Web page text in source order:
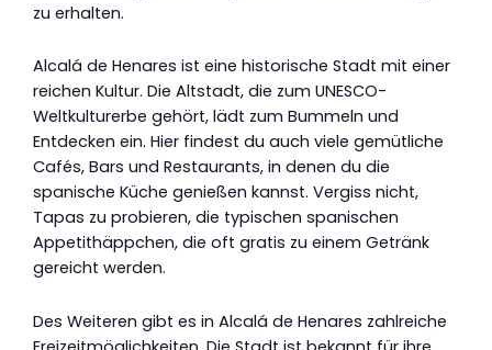
zu erhalten.
Alcalá de Henares ist eine historische Stadt mit einer
reichen Kultur. Die Altstadt, die zum UNESCO-
Weltkulturerbe gehört, lädt zum Bummeln und
Entdecken ein. Hier findest du auch viele gemütliche
Cafés, Bars und Restaurants, in denen du die
spanische Küche genießen kannst. Vergiss nicht,
Tapas zu probieren, die typischen spanischen
Appetithäppchen, die oft gratis zu einem Getränk
gereicht werden.
Des Weiteren gibt es in Alcalá de Henares zahlreiche